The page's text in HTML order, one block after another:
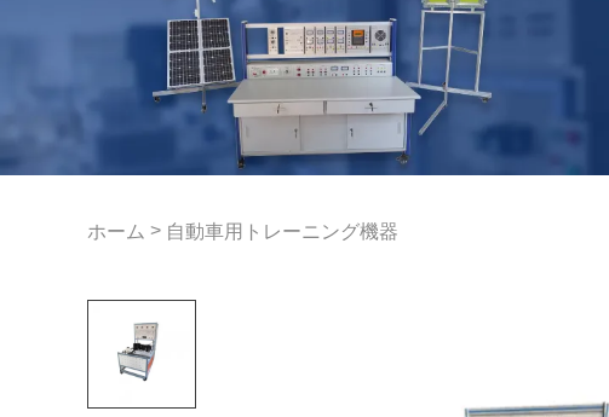
ホーム > 自動車用トレーニング機器